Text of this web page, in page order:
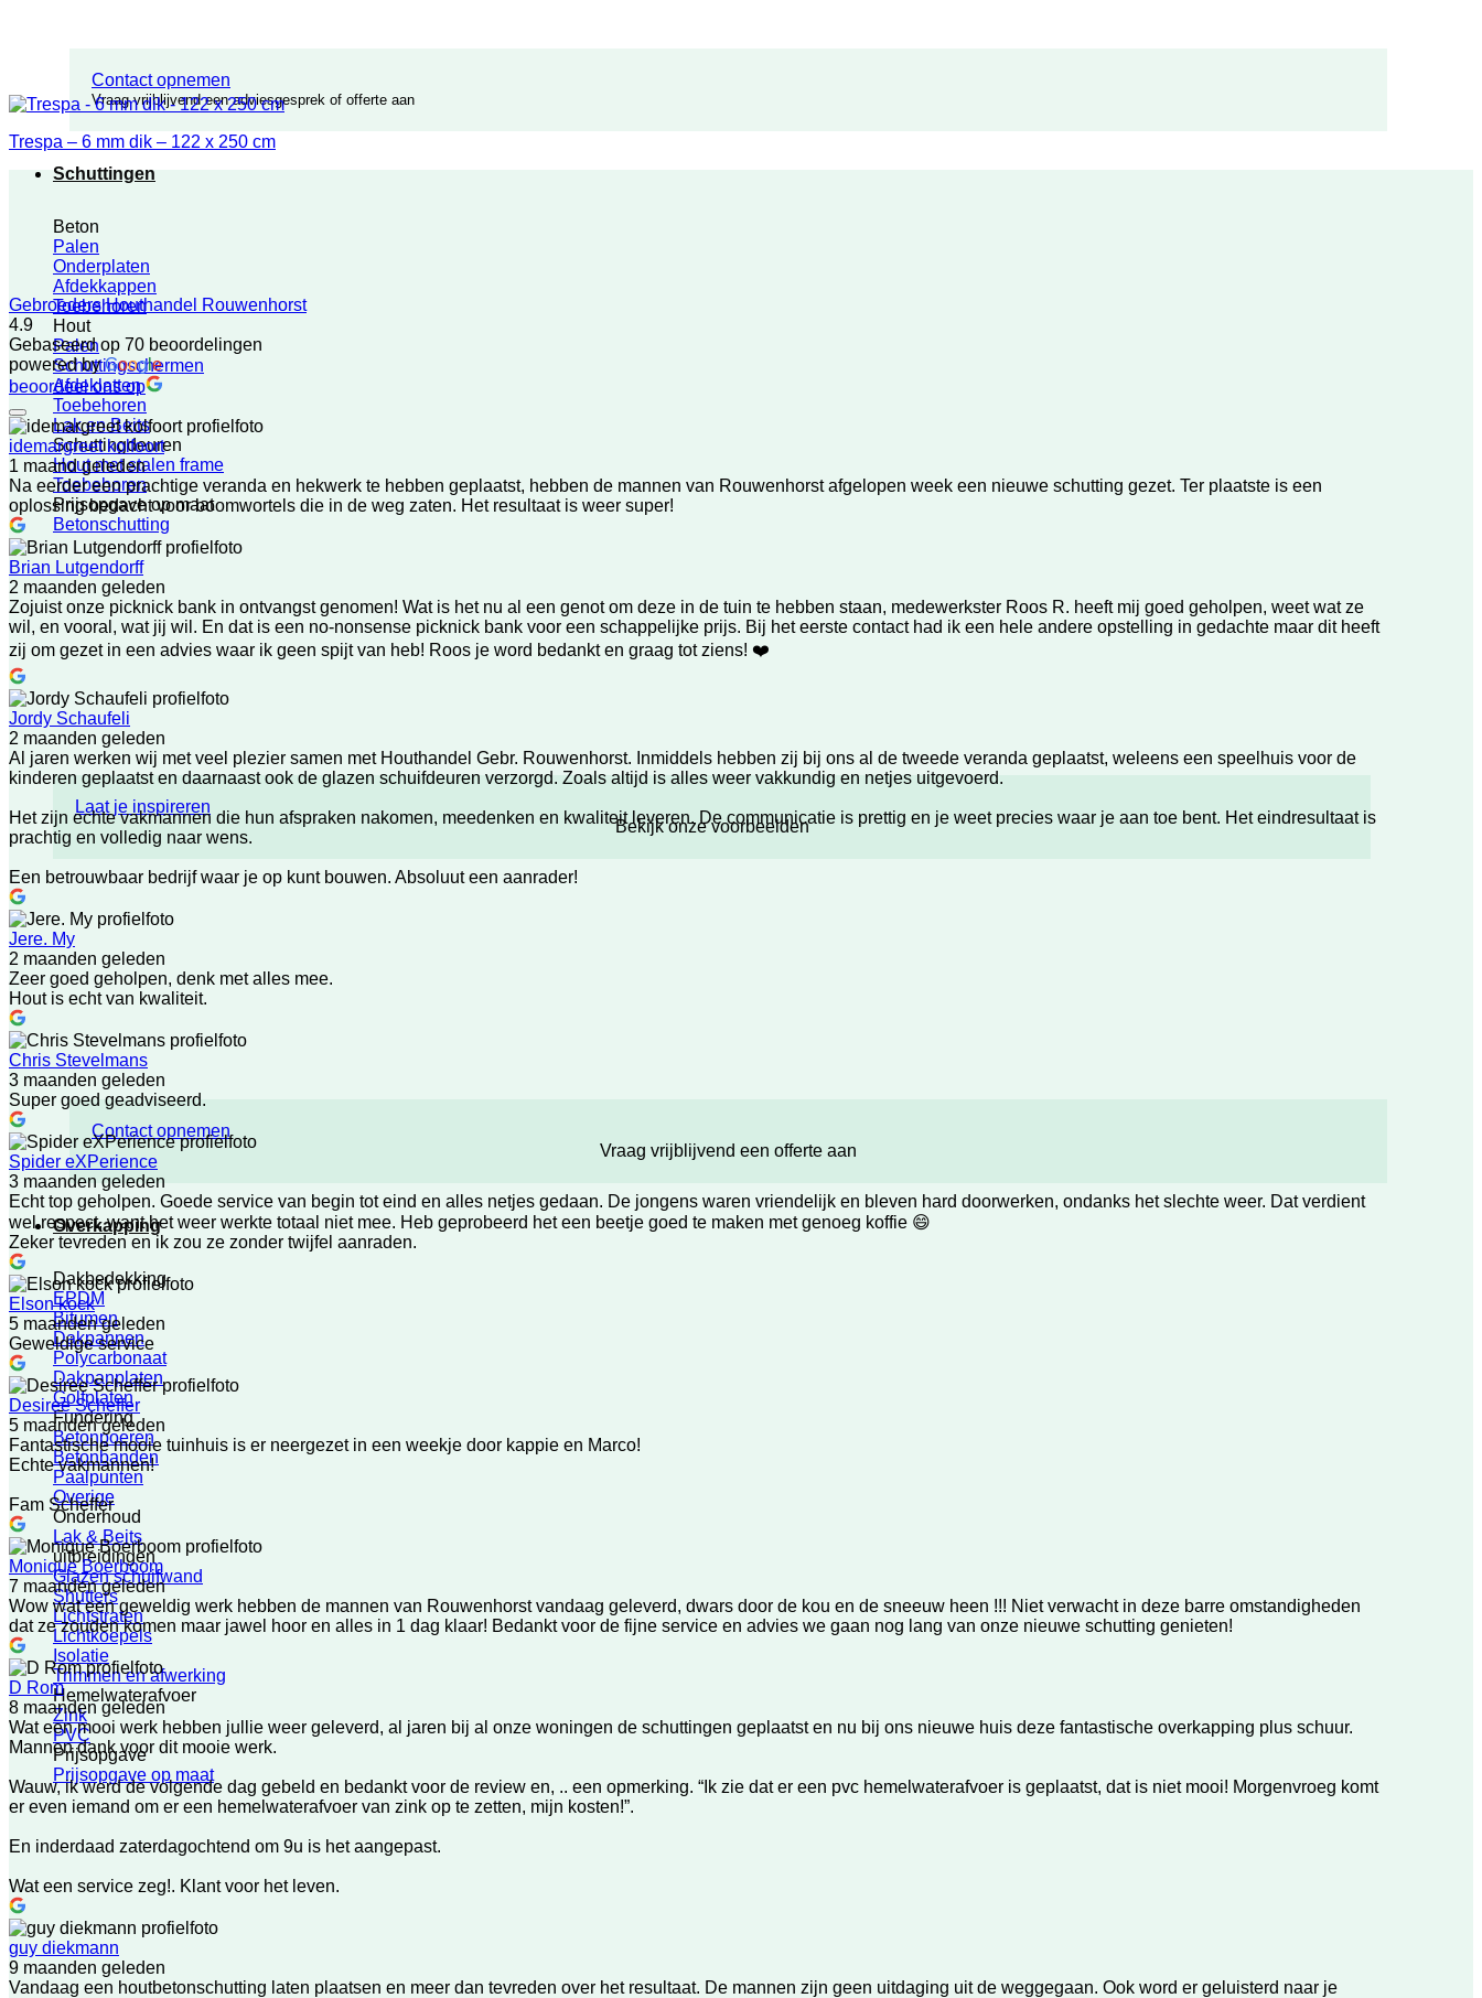
Contact opnemen
Vraag vrijblijvend een adviesgesprek of offerte aan
Schuttingen
Beton
Palen
Onderplaten
Afdekkappen
Toebehoren
Hout
Palen
Schuttingschermen
Afdeklatten
Toebehoren
Lak en Beits
Schuttingdeuren
Hout met stalen frame
Toebehoren
Prijsopgave op maat
Betonschutting
Laat je inspireren
Bekijk onze voorbeelden
Contact opnemen
Vraag vrijblijvend een offerte aan
Overkapping
Dakbedekking
EPDM
Bitumen
Dakpannen
Polycarbonaat
Dakpanplaten
Golfplaten
Fundering
Betonpoeren
Betonbanden
Paalpunten
Overige
Onderhoud
Lak & Beits
uitbreidingen
Glazen schuifwand
Shutters
Lichtstraten
Lichtkoepels
Isolatie
Trimmen en afwerking
Hemelwaterafvoer
Zink
PVC
Prijsopgave
Prijsopgave op maat
Trespa – 6 mm dik – 122 x 250 cm
Gebroeders Houthandel Rouwenhorst
4.9
Gebaseerd op 70 beoordelingen
powered byGoogle
beoordeel ons op
idemargreet kolfoort
1 maand geleden
Na eerder een prachtige veranda en hekwerk te hebben geplaatst, hebben de mannen van Rouwenhorst afgelopen week een nieuwe schutting gezet. Ter plaatste is een
oplossing bedacht voor boomwortels die in de weg zaten. Het resultaat is weer super!
Brian Lutgendorff
2 maanden geleden
Zojuist onze picknick bank in ontvangst genomen! Wat is het nu al een genot om deze in de tuin te hebben staan, medewerkster Roos R. heeft mij goed geholpen, weet wat ze
wil, en vooral, wat jij wil. En dat is een no-nonsense picknick bank voor een schappelijke prijs. Bij het eerste contact had ik een hele andere opstelling in gedachte maar dit heeft
zij om gezet in een advies waar ik geen spijt van heb! Roos je word bedankt en graag tot ziens! ❤️
Jordy Schaufeli
2 maanden geleden
Al jaren werken wij met veel plezier samen met Houthandel Gebr. Rouwenhorst. Inmiddels hebben zij bij ons al de tweede veranda geplaatst, weleens een speelhuis voor de
kinderen geplaatst en daarnaast ook de glazen schuifdeuren verzorgd. Zoals altijd is alles weer vakkundig en netjes uitgevoerd.
Het zijn echte vakmannen die hun afspraken nakomen, meedenken en kwaliteit leveren. De communicatie is prettig en je weet precies waar je aan toe bent. Het eindresultaat is
prachtig en volledig naar wens.
Een betrouwbaar bedrijf waar je op kunt bouwen. Absoluut een aanrader!
Jere. My
2 maanden geleden
Zeer goed geholpen, denk met alles mee.
Hout is echt van kwaliteit.
Chris Stevelmans
3 maanden geleden
Super goed geadviseerd.
Spider eXPerience
3 maanden geleden
Echt top geholpen. Goede service van begin tot eind en alles netjes gedaan. De jongens waren vriendelijk en bleven hard doorwerken, ondanks het slechte weer. Dat verdient
wel respect, want het weer werkte totaal niet mee. Heb geprobeerd het een beetje goed te maken met genoeg koffie 😄
Zeker tevreden en ik zou ze zonder twijfel aanraden.
Elson kock
5 maanden geleden
Geweldige service
Desiree Scheffer
5 maanden geleden
Fantastische mooie tuinhuis is er neergezet in een weekje door kappie en Marco!
Echte vakmannen!
Fam Scheffer
Monique Boerboom
7 maanden geleden
Wow wat een geweldig werk hebben de mannen van Rouwenhorst vandaag geleverd, dwars door de kou en de sneeuw heen !!! Niet verwacht in deze barre omstandigheden
dat ze zouden komen maar jawel hoor en alles in 1 dag klaar! Bedankt voor de fijne service en advies we gaan nog lang van onze nieuwe schutting genieten!
D Rom
8 maanden geleden
Wat een mooi werk hebben jullie weer geleverd, al jaren bij al onze woningen de schuttingen geplaatst en nu bij ons nieuwe huis deze fantastische overkapping plus schuur.
Mannen dank voor dit mooie werk.
Wauw, ik werd de volgende dag gebeld en bedankt voor de review en, .. een opmerking. “Ik zie dat er een pvc hemelwaterafvoer is geplaatst, dat is niet mooi! Morgenvroeg komt
er even iemand om er een hemelwaterafvoer van zink op te zetten, mijn kosten!”.
En inderdaad zaterdagochtend om 9u is het aangepast.
Wat een service zeg!. Klant voor het leven.
guy diekmann
9 maanden geleden
Vandaag een houtbetonschutting laten plaatsen en meer dan tevreden over het resultaat. De mannen zijn geen uitdaging uit de weggegaan. Ook word er geluisterd naar je